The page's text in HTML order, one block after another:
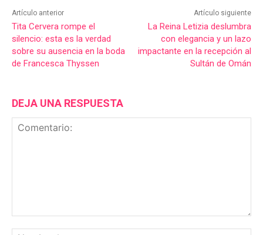
Artículo anterior
Tita Cervera rompe el
silencio: esta es la verdad
sobre su ausencia en la boda
de Francesca Thyssen
Artículo siguiente
La Reina Letizia deslumbra
con elegancia y un lazo
impactante en la recepción al
Sultán de Omán
DEJA UNA RESPUESTA